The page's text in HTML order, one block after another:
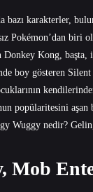
bazı karakterler,
Pokémon’dan biri
Donkey Kong,
boy gösteren Silent
popülaritesini aşan
Wuggy nedir?
Mob